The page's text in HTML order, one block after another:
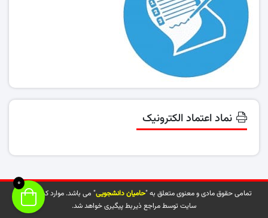
نماد اعتماد الکترونیک
تمامی حقوق مادی و معنوی متعلق به "حامیان دانشجویی" می باشد. موارد کپی شده از
سایت توسط مراجع ذیربط پیگیری خواهد شد.
0